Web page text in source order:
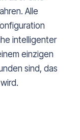
Alle
intelligenter
einzigen
sind, das